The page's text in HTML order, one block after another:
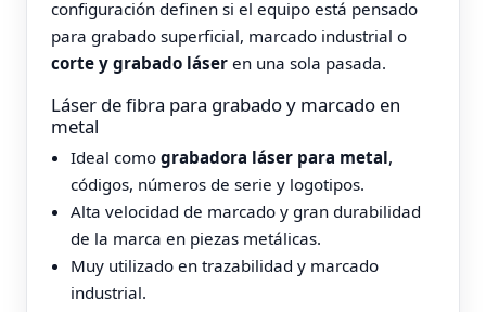
configuración definen si el equipo está pensado
para grabado superficial, marcado industrial o
corte y grabado láser en una sola pasada.
Láser de fibra para grabado y marcado en
metal
Ideal como grabadora láser para metal,
códigos, números de serie y logotipos.
Alta velocidad de marcado y gran durabilidad
de la marca en piezas metálicas.
Muy utilizado en trazabilidad y marcado
industrial.